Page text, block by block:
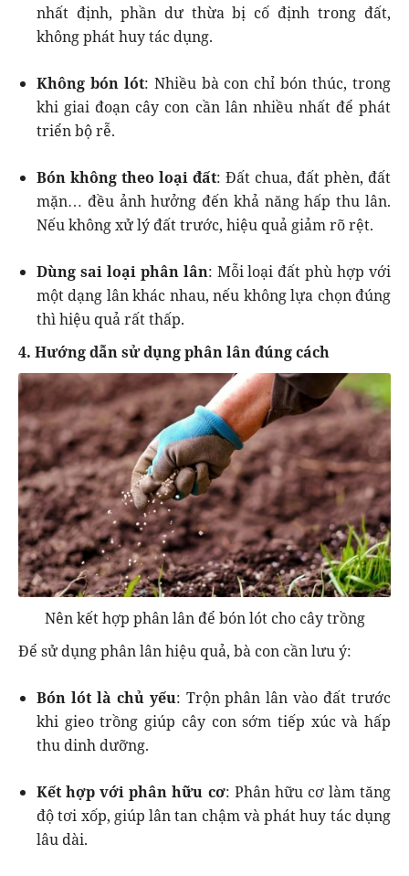
nhất định, phần dư thừa bị cố định trong đất,
không phát huy tác dụng.
Không bón lót: Nhiều bà con chỉ bón thúc, trong
khi giai đoạn cây con cần lân nhiều nhất để phát
triển bộ rễ.
Bón không theo loại đất: Đất chua, đất phèn, đất
mặn… đều ảnh hưởng đến khả năng hấp thu lân.
Nếu không xử lý đất trước, hiệu quả giảm rõ rệt.
Dùng sai loại phân lân: Mỗi loại đất phù hợp với
một dạng lân khác nhau, nếu không lựa chọn đúng
thì hiệu quả rất thấp.
4. Hướng dẫn sử dụng phân lân đúng cách
Nên kết hợp phân lân để bón lót cho cây trồng
Để sử dụng phân lân hiệu quả, bà con cần lưu ý:
Bón lót là chủ yếu: Trộn phân lân vào đất trước
khi gieo trồng giúp cây con sớm tiếp xúc và hấp
thu dinh dưỡng.
Kết hợp với phân hữu cơ: Phân hữu cơ làm tăng
độ tơi xốp, giúp lân tan chậm và phát huy tác dụng
lâu dài.